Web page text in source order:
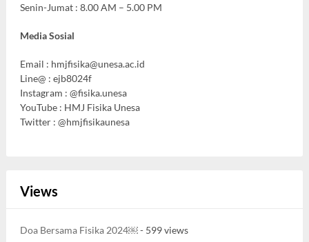
Senin-Jumat : 8.00 AM – 5.00 PM
Media Sosial
Email : hmjfisika@unesa.ac.id
Line@ : ejb8024f
Instagram : @fisika.unesa
YouTube : HMJ Fisika Unesa
Twitter : @hmjfisikaunesa
Views
Doa Bersama Fisika 2024￼- 599 views